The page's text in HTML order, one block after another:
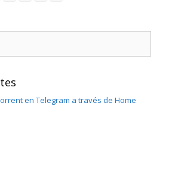
en Telegram a través de Home